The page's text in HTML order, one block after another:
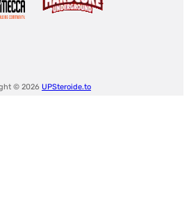
© 2026 UPSteroide.to